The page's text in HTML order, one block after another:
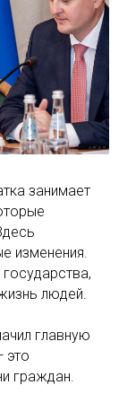
занимает
изменения.
людей.
главную
это
граждан.